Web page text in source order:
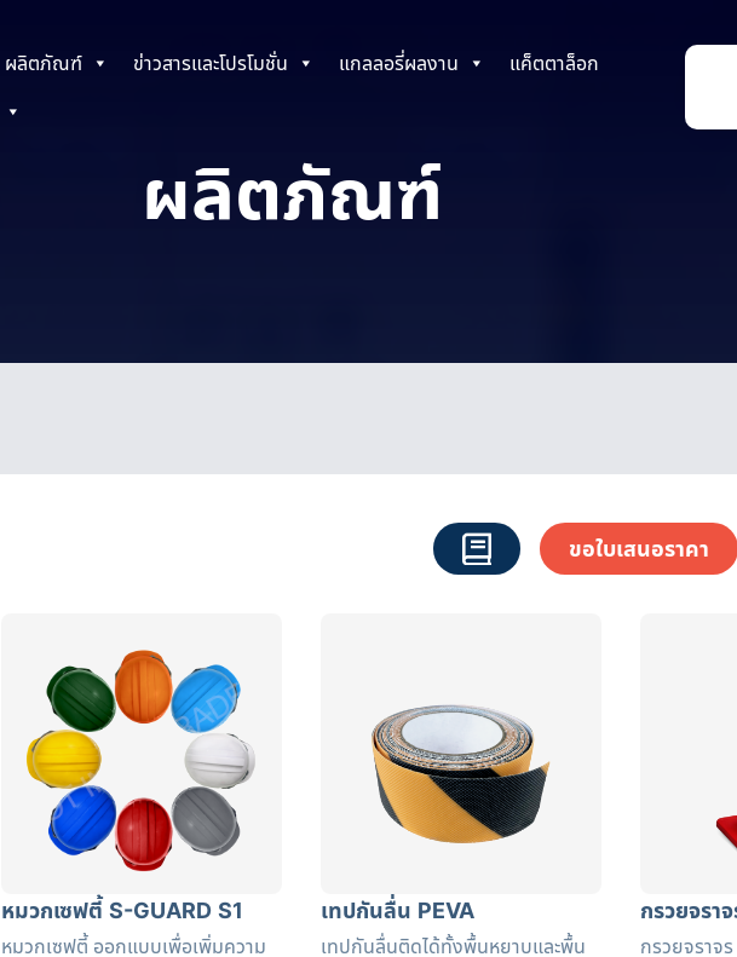
ผลิตภัณฑ์ ข่าวสารและโปรโมชั่น แกลลอรี่ผลงาน
แค็ตตาล็อก
d
ผลิตภัณฑ์
ขอใบเสนอราคา
หมวกเซฟตี้ S-GUARD S1
หมวกเซฟตี้ ออกแบบเพื่อเพิ่มความ
เทปกันลื่น PEVA
เทปกันลื่นติดได้ทั้งพื้นหยาบและพื้น
กรวยจรา
กรวยจราจ